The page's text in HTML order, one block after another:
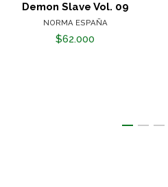
Demon Slave Vol. 09
NORMA ESPAÑA
$62.000